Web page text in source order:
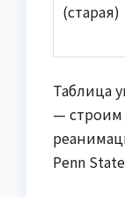
(старая)
Таблица
— строим
Penn